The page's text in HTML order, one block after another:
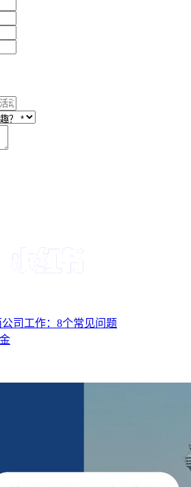
司工作：8个常见问题